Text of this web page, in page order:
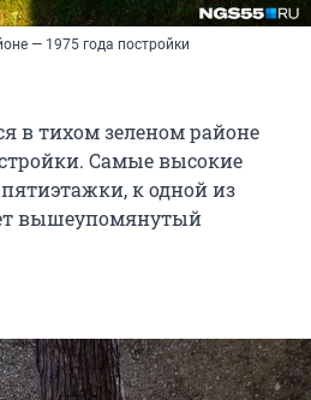
— 1975 года постройки
в тихом зеленом районе
Самые высокие
к одной из
вышеупомянутый